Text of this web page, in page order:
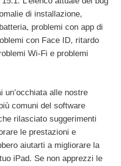
di installazione,
problemi con app di
con Face ID, ritardo
Wi-Fi e problemi
un’occhiata alle nostre
comuni del software
rilasciato suggerimenti
le prestazioni e
aiutarti a migliorare la
iPad. Se non apprezzi le